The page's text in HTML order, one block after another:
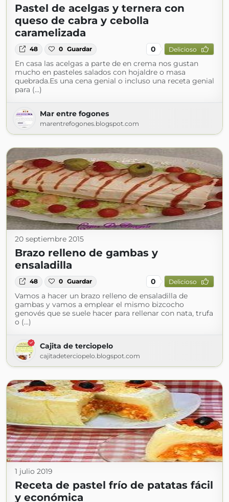
Pastel de acelgas y ternera con
queso de cabra y cebolla
caramelizada
48 0 Guardar 0 Delicioso
En casa las acelgas a parte de en crema nos gustan
mucho en pasteles salados con hojaldre o masa
quebrada.Es una cena genial o incluso una receta genial
para (...)
Mar entre fogones
marentrefogones.blogspot.com
20 septiembre 2015
Brazo relleno de gambas y
ensaladilla
48 0 Guardar 0 Delicioso
Vamos a hacer un brazo relleno de ensaladilla de
gambas y vamos a emplear el mismo bizcocho
genovés que se suele hacer para rellenar con nata, trufa
o (...)
Cajita de terciopelo
cajitadeterciopelo.blogspot.com
1 julio 2019
Receta de pastel frío de patatas fácil
y económica